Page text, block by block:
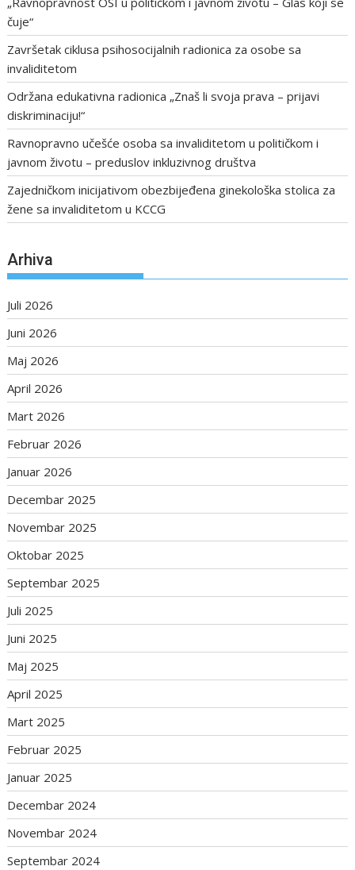
čuje“
Završetak ciklusa psihosocijalnih radionica za osobe sa
invaliditetom
Održana edukativna radionica „Znaš li svoja prava – prijavi
diskriminaciju!“
Ravnopravno učešće osoba sa invaliditetom u političkom i
javnom životu – preduslov inkluzivnog društva
Zajedničkom inicijativom obezbijeđena ginekološka stolica za
žene sa invaliditetom u KCCG
Arhiva
Juli 2026
Juni 2026
Maj 2026
April 2026
Mart 2026
Februar 2026
Januar 2026
Decembar 2025
Novembar 2025
Oktobar 2025
Septembar 2025
Juli 2025
Juni 2025
Maj 2025
April 2025
Mart 2025
Februar 2025
Januar 2025
Decembar 2024
Novembar 2024
Septembar 2024